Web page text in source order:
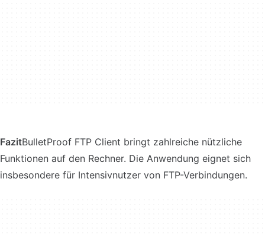
FazitBulletProof FTP Client bringt zahlreiche nützliche
Funktionen auf den Rechner. Die Anwendung eignet sich
insbesondere für Intensivnutzer von FTP-Verbindungen.